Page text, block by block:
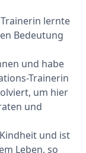
lernte
Bedeutung
und habe
Trainerin
um hier
und
und ist
Leben, so